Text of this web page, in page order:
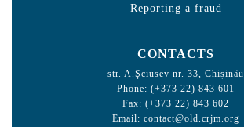
Reporting a fraud
CONTACTS
str. A.Şciusev nr. 33, Chișinău
Phone: (+373 22) 843 601
Fax: (+373 22) 843 602
Email: contact@old.crjm.org